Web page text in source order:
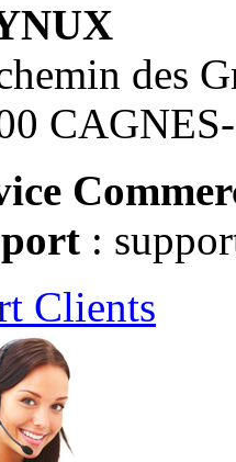
des
:
Clients